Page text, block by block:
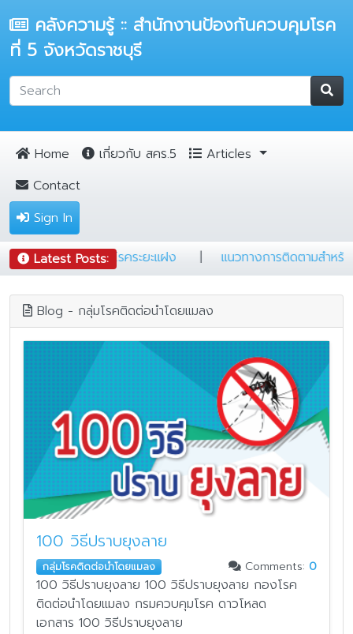
คลังความรู้ :: สำนักงานป้องกันควบคุมโรค
ที่ 5 จังหวัดราชบุรี
Home เกี่ยวกับ สคร.5
Articles
Contact
Sign In
Latest Posts:
ติ (NTIP)|แผ่นพับวัณโรคระยะแฝง|แนวทางการติด
Blog - กลุ่มโรคติดต่อนำโดยแมลง
100 วิธีปราบยุงลาย
กลุ่มโรคติดต่อนำโดยแมลง Comments: 0
100 วิธีปราบยุงลาย 100 วิธีปราบยุงลาย กองโรค
ติดต่อนำโดยแมลง กรมควบคุมโรค ดาวโหลด
เอกสาร 100 วิธีปราบยุงลาย